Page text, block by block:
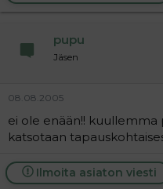
pupu
Jäsen
08.08.2005
ei ole enään!! kuullemma
katsotaan
Ilmoita asiaton viesti